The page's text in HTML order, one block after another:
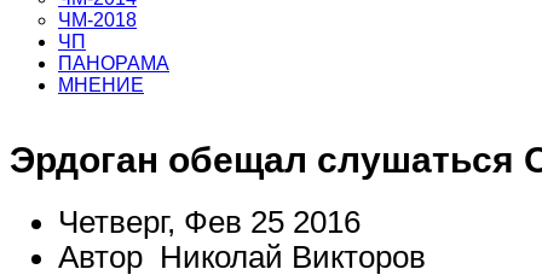
ЧМ-2018
ЧП
ПАНОРАМА
МНЕНИЕ
Эрдоган обещал слушаться
Четверг, Фев 25 2016
Автор Николай Викторов